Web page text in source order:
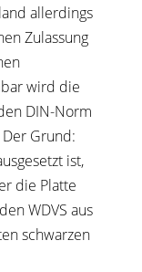
allerdings
Zulassung
wird die
DIN-Norm
Grund:
ist,
die Platte
WDVS aus
schwarzen